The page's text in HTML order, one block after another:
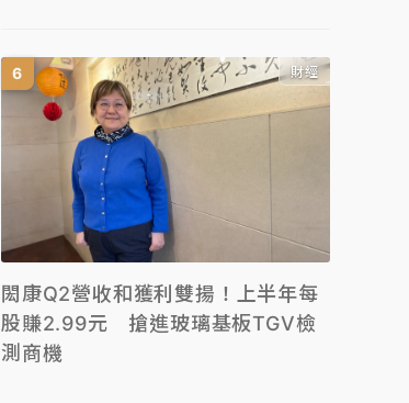
財經
閎康Q2營收和獲利雙揚！上半年每
股賺2.99元 搶進玻璃基板TGV檢
測商機